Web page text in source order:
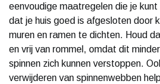
eenvoudige maatregelen die je
dat je huis goed is afgesloten door
muren en ramen te dichten. Houd
en vrij van rommel, omdat dit
spinnen zich kunnen verstoppen.
verwijderen van spinnenwebben